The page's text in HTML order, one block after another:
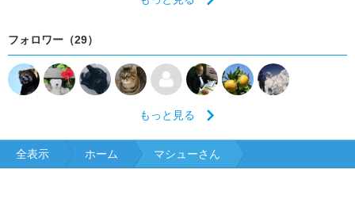
フォロワー（29）
もっと見る
全表示 ホーム マシューさん